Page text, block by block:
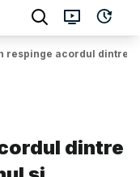
respinge acordul dintre
dintre